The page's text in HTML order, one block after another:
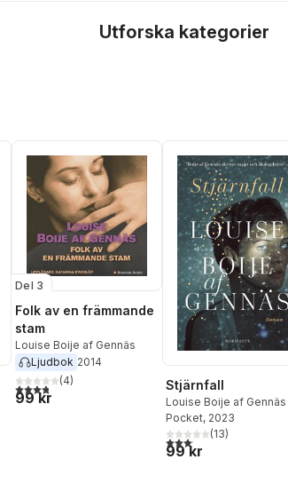
Utforska kategorier
röster:
Del 3
Folk av en främmande
stam
Louise Boije af Gennäs
Ljudbok 2014
3,8utav 5 stjärnor. Totalt antal röster:
(4)
99 kr
Stjärnfall
Louise Boije af Gennäs
Pocket, 2023
3,1utav 5 stjärnor.
(13)
99 kr